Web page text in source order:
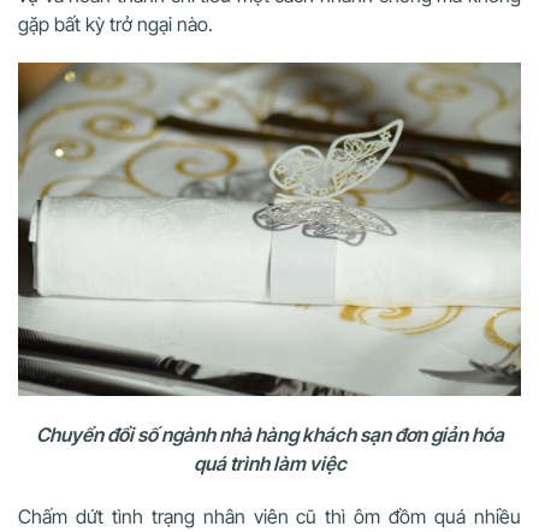
gặp bất kỳ trở ngại nào.
Chuyển đổi số ngành nhà hàng khách sạn đơn giản hóa
quá trình làm việc
Chấm dứt tình trạng nhân viên cũ thì ôm đồm quá nhiều